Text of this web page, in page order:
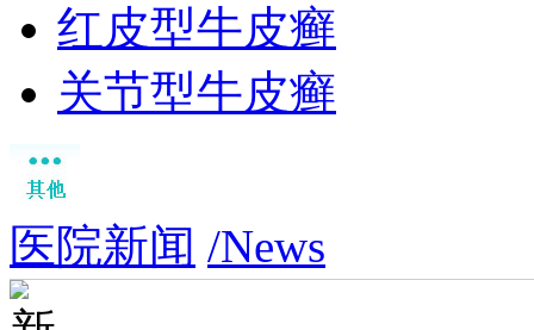
红皮型牛皮癣
关节型牛皮癣
医院新闻 /News